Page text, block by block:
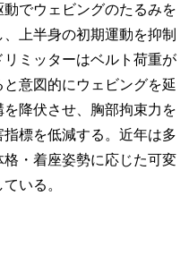
でウェビングのたるみを
上半身の初期運動を抑制
リミッターはベルト荷重が
と意図的にウェビングを延
降伏させ、胸部拘束力を
標を低減する。近年は多
格・着座姿勢に応じた可変
いる。